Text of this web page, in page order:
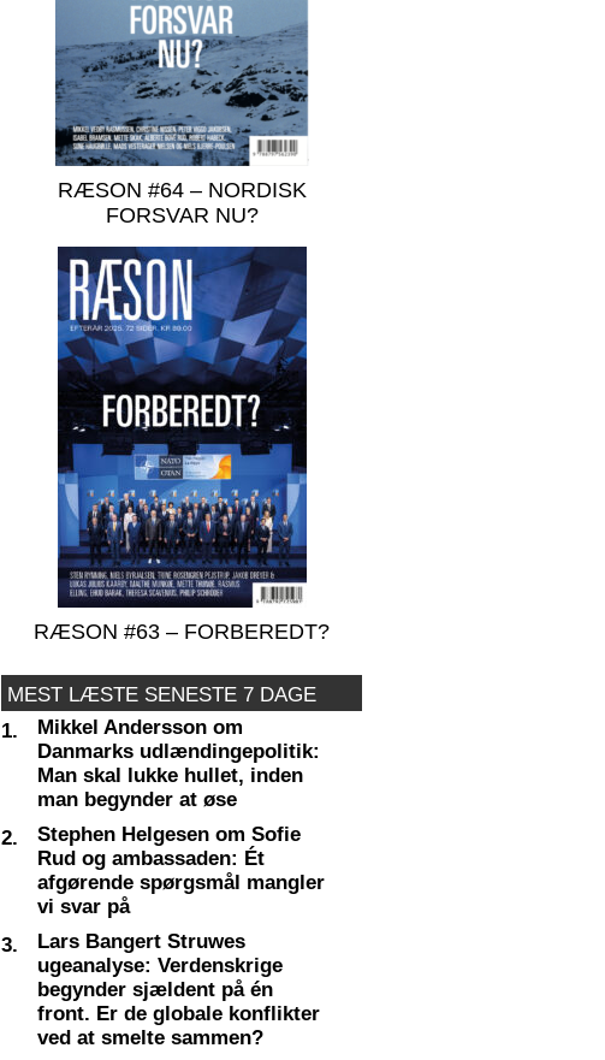
RÆSON #64 – NORDISK
FORSVAR NU?
RÆSON #63 – FORBEREDT?
MEST LÆSTE SENESTE 7 DAGE
1.
Mikkel Andersson om
Danmarks udlændingepolitik:
Man skal lukke hullet, inden
man begynder at øse
2.
Stephen Helgesen om Sofie
Rud og ambassaden: Ét
afgørende spørgsmål mangler
vi svar på
3.
Lars Bangert Struwes
ugeanalyse: Verdenskrige
begynder sjældent på én
front. Er de globale konflikter
ved at smelte sammen?